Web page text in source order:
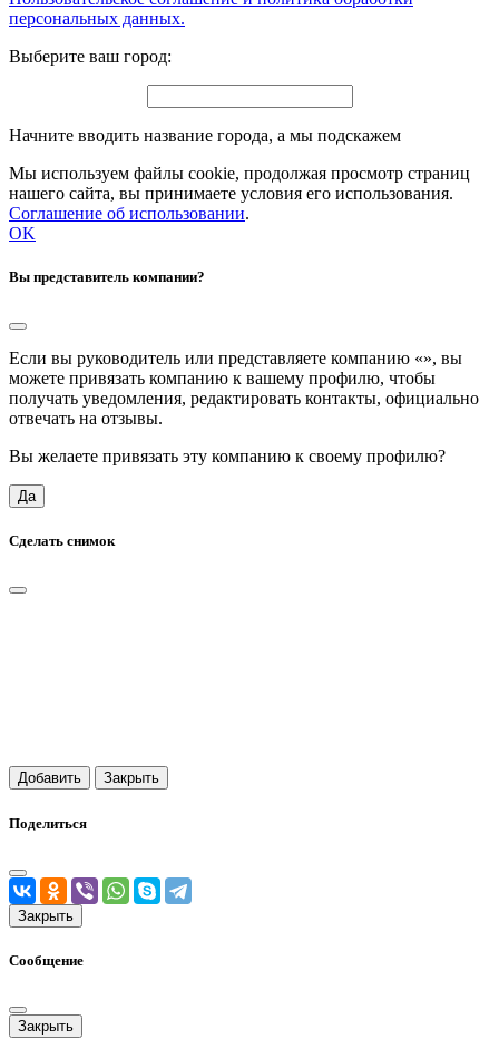
персональных данных.
Выберите ваш город:
Начните вводить название города, а мы подскажем
Мы используем файлы cookie, продолжая просмотр страниц
нашего сайта, вы принимаете условия его использования.
Соглашение об использовании.
OK
Вы представитель компании?
Если вы руководитель или представляете компанию «», вы
можете привязать компанию к вашему профилю, чтобы
получать уведомления, редактировать контакты, официально
отвечать на отзывы.
Вы желаете привязать эту компанию к своему профилю?
Да
Сделать снимок
Добавить Закрыть
Поделиться
Закрыть
Сообщение
Закрыть